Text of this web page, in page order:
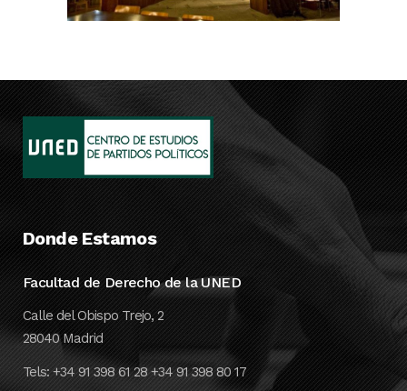
Donde Estamos
Facultad de Derecho de la UNED
Calle del Obispo Trejo, 2
28040 Madrid
Tels: +34 91 398 61 28 +34 91 398 80 17